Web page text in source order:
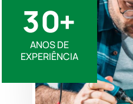
30+
ANOS DE
EXPERIÊNCIA